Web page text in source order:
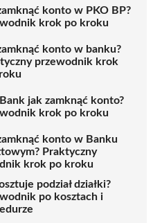
konto w PKO BP?
krok po kroku
konto w banku?
przewodnik krok
jak zamknąć konto?
krok po kroku
konto w Banku
Praktyczny
krok po kroku
podział działki?
po kosztach i